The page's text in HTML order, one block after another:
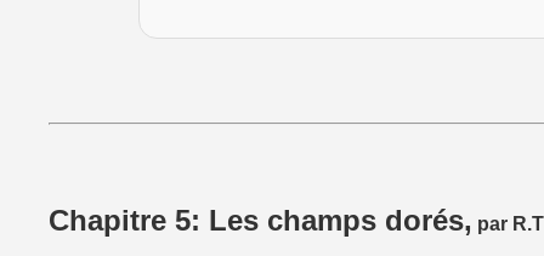
Chapitre 5: Les champs dorés, par